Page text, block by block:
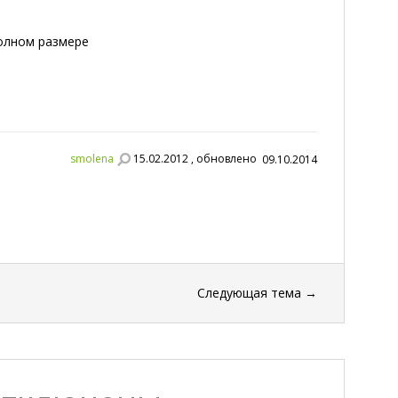
размере
smolena 15.02.2012 , обновлено 09.10.2014
Следующая тема →